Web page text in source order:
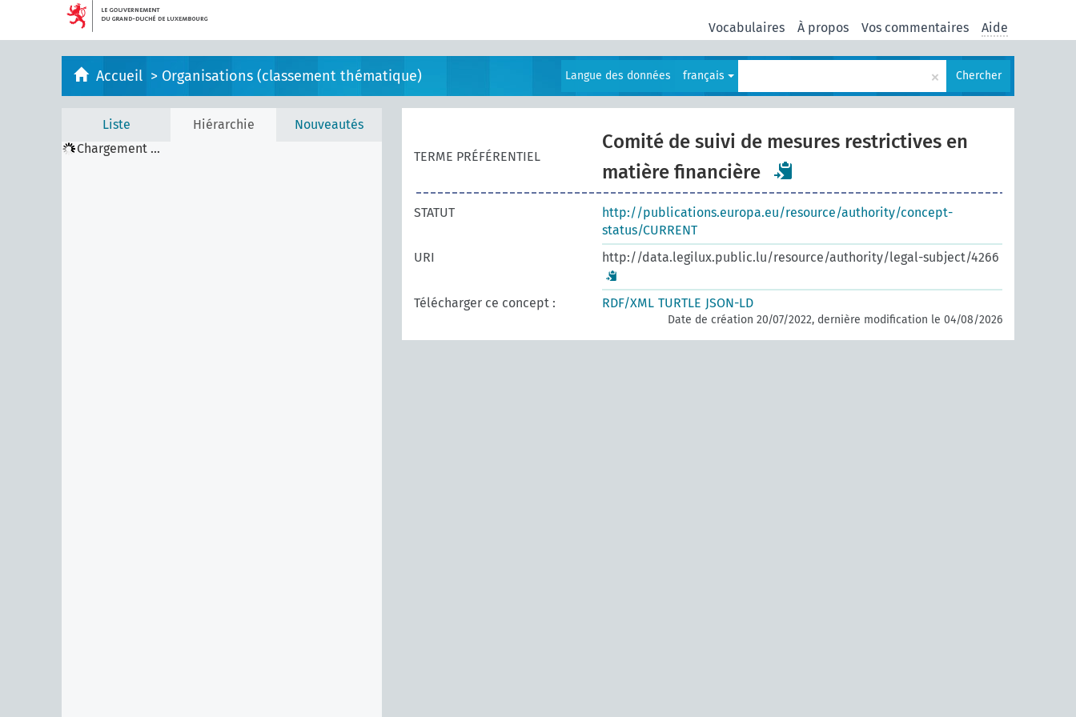
Vocabulaires À propos Vos commentaires Aide
Accueil > Organisations (classement thématique) Langue des données français × Chercher
Liste Hiérarchie
Nouveautés
Chargement ...
TERME PRÉFÉRENTIEL
Comité de suivi de mesures restrictives en
matière financière
STATUT
http://publications.europa.eu/resource/authority/concept-
status/CURRENT
URI
http://data.legilux.public.lu/resource/authority/legal-subject/4266
Télécharger ce concept : RDF/XML TURTLE JSON-LD
Date de création 20/07/2022, dernière modification le 04/08/2026